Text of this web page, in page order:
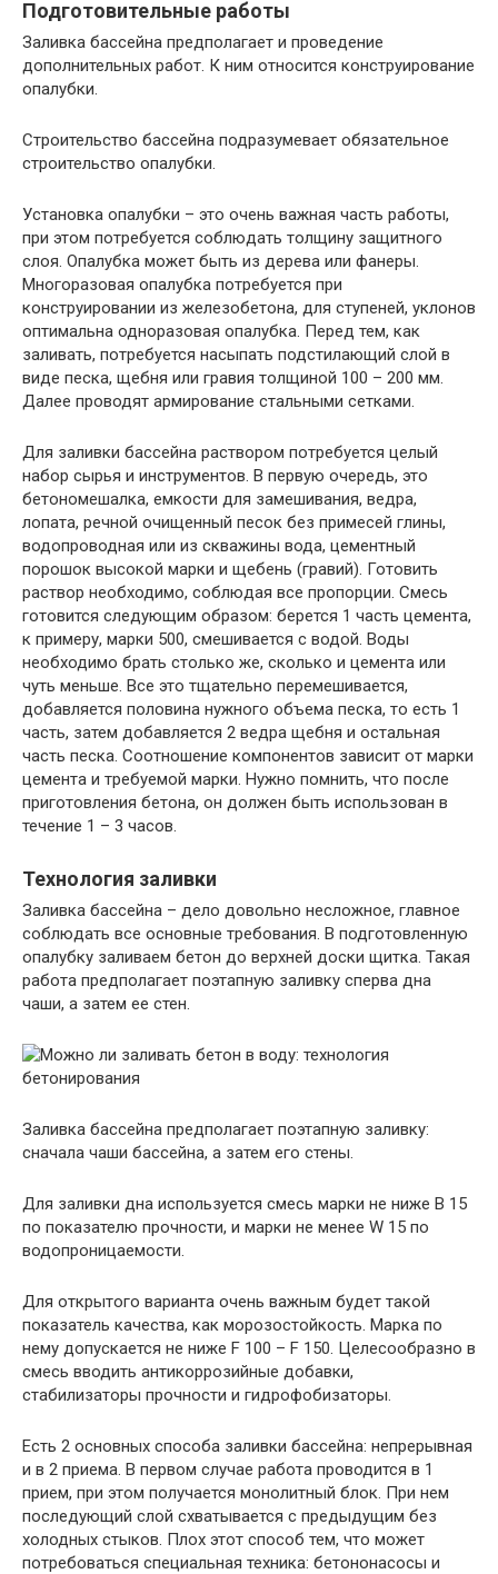
Подготовительные работы
Заливка бассейна предполагает и проведение
дополнительных работ. К ним относится конструирование
опалубки.
Строительство бассейна подразумевает обязательное
строительство опалубки.
Установка опалубки – это очень важная часть работы,
при этом потребуется соблюдать толщину защитного
слоя. Опалубка может быть из дерева или фанеры.
Многоразовая опалубка потребуется при
конструировании из железобетона, для ступеней, уклонов
оптимальна одноразовая опалубка. Перед тем, как
заливать, потребуется насыпать подстилающий слой в
виде песка, щебня или гравия толщиной 100 – 200 мм.
Далее проводят армирование стальными сетками.
Для заливки бассейна раствором потребуется целый
набор сырья и инструментов. В первую очередь, это
бетономешалка, емкости для замешивания, ведра,
лопата, речной очищенный песок без примесей глины,
водопроводная или из скважины вода, цементный
порошок высокой марки и щебень (гравий). Готовить
раствор необходимо, соблюдая все пропорции. Смесь
готовится следующим образом: берется 1 часть цемента,
к примеру, марки 500, смешивается с водой. Воды
необходимо брать столько же, сколько и цемента или
чуть меньше. Все это тщательно перемешивается,
добавляется половина нужного объема песка, то есть 1
часть, затем добавляется 2 ведра щебня и остальная
часть песка. Соотношение компонентов зависит от марки
цемента и требуемой марки. Нужно помнить, что после
приготовления бетона, он должен быть использован в
течение 1 – 3 часов.
Технология заливки
Заливка бассейна – дело довольно несложное, главное
соблюдать все основные требования. В подготовленную
опалубку заливаем бетон до верхней доски щитка. Такая
работа предполагает поэтапную заливку сперва дна
чаши, а затем ее стен.
Заливка бассейна предполагает поэтапную заливку:
сначала чаши бассейна, а затем его стены.
Для заливки дна используется смесь марки не ниже В 15
по показателю прочности, и марки не менее W 15 по
водопроницаемости.
Для открытого варианта очень важным будет такой
показатель качества, как морозостойкость. Марка по
нему допускается не ниже F 100 – F 150. Целесообразно в
смесь вводить антикоррозийные добавки,
стабилизаторы прочности и гидрофобизаторы.
Есть 2 основных способа заливки бассейна: непрерывная
и в 2 приема. В первом случае работа проводится в 1
прием, при этом получается монолитный блок. При нем
последующий слой схватывается с предыдущим без
холодных стыков. Плох этот способ тем, что может
потребоваться специальная техника: бетононасосы и